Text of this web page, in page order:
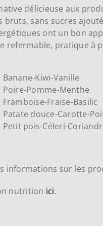
délicieuse aux
bruts, sans sucres
ont un bon
refermable, pratique à
Kiwi-Vanille
Pomme-Menthe
Fraise-Basilic
douce-Carotte-
pois-Céleri-
informations sur les
nutrition ici.